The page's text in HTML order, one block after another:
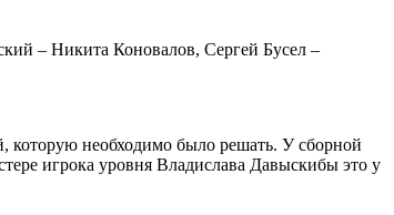
– Никита Коновалов, Сергей Бусел –
которую необходимо было решать. У сборной
игрока уровня Владислава Давыскибы это у